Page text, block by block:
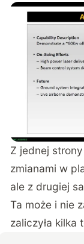
Z jednej
zmianami w
ale z drugiej
Ta może i nie
zaliczyła kilka